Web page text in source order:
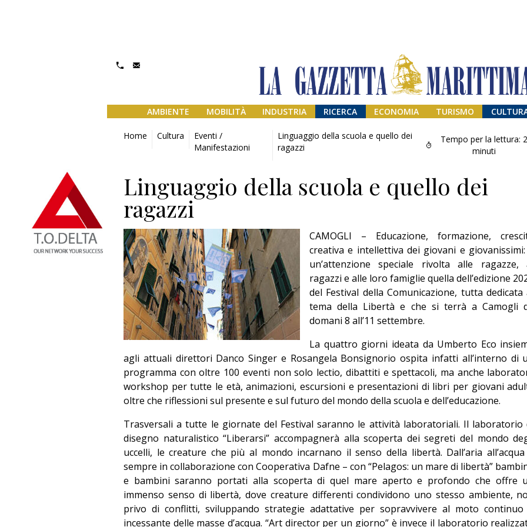
AMBIENTE MOBILITÀ INDUSTRIA RICERCA ECONOMIA TURISMO
Home Cultura
Eventi /
Manifestazioni
Linguaggio della scuola e quello dei
ragazzi
Tempo per la lettura: 2
minuti
Linguaggio della scuola e quello dei
ragazzi
CAMOGLI – Educazione, formazione,
creativa e intellettiva dei giovani e
un’attenzione speciale rivolta alle ragazze,
ragazzi e alle loro famiglie quella dell’edizione
del Festival della Comunicazione, tutta dedicata
tema della Libertà e che si terrà a Camogli
domani 8 all’11 settembre.
La quattro giorni ideata da Umberto Eco
agli attuali direttori Danco Singer e Rosangela Bonsignorio ospita infatti all’interno di
programma con oltre 100 eventi non solo lectio, dibattiti e spettacoli, ma anche
workshop per tutte le età, animazioni, escursioni e presentazioni di libri per giovani
oltre che riflessioni sul presente e sul futuro del mondo della scuola e dell’educazione.
Trasversali a tutte le giornate del Festival saranno le attività laboratoriali. Il laboratorio
disegno naturalistico “Liberarsi” accompagnerà alla scoperta dei segreti del mondo
uccelli, le creature che più al mondo incarnano il senso della libertà. Dall’aria
sempre in collaborazione con Cooperativa Dafne – con “Pelagos: un mare di libertà”
e bambini saranno portati alla scoperta di quel mare aperto e profondo che offre
immenso senso di libertà, dove creature differenti condividono uno stesso ambiente,
privo di conflitti, sviluppando strategie adattative per sopravvivere al moto continuo
incessante delle masse d’acqua. “Art director per un giorno” è invece il laboratorio
Il provvisorio
permanente
Editoriale